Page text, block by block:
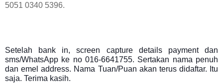
5051 0340 5396.
Setelah bank in, screen capture details payment dan
sms/WhatsApp ke no 016-6641755. Sertakan nama penuh
dan emel address. Nama Tuan/Puan akan terus didaftar. Itu
saja. Terima kasih.